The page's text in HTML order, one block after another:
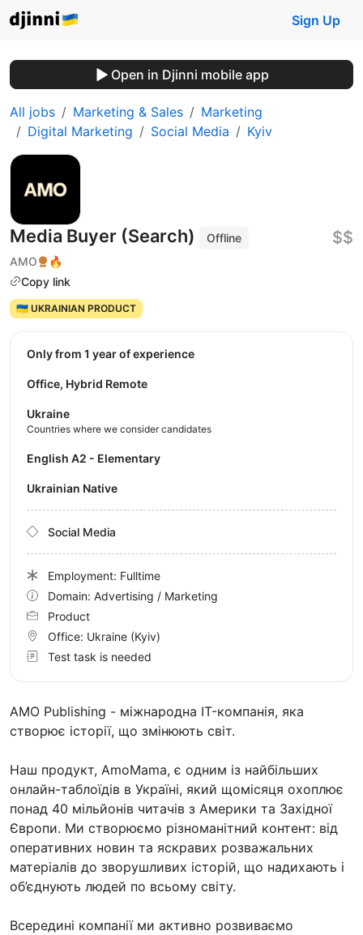
Sign Up
Open in Djinni mobile app
All jobs Marketing & Sales
Marketing
Digital Marketing
Social Media Kyiv
Media Buyer (Search)
Offline
AMO
🔥
Copy link
$$
🇺🇦 UKRAINIAN PRODUCT
AMO Publishing - міжнародна IT-компанія, яка
створює історії, що змінюють світ.
Наш продукт, AmoMama, є одним із найбільших
онлайн-таблоїдів в Україні, який щомісяця охоплює
понад 40 мільйонів читачів з Америки та Західної
Європи. Ми створюємо різноманітний контент: від
оперативних новин та яскравих розважальних
матеріалів до зворушливих історій, що надихають і
об’єднують людей по всьому світу.
Всередині компанії ми активно розвиваємо
Only from 1 year of experience
Office, Hybrid Remote
Ukraine
Countries where we consider candidates
English A2 - Elementary
Ukrainian Native
Social Media
Employment: Fulltime
Domain: Advertising / Marketing
Product
Office: Ukraine (Kyiv)
Test task is needed